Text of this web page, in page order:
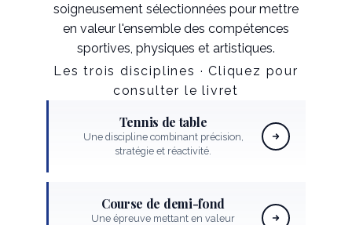
soigneusement sélectionnées pour mettre
en valeur l'ensemble des compétences
sportives, physiques et artistiques.
Les trois disciplines · Cliquez pour
consulter le livret
Tennis de table
Une discipline combinant précision,
stratégie et réactivité.
Course de demi-fond
Une épreuve mettant en valeur